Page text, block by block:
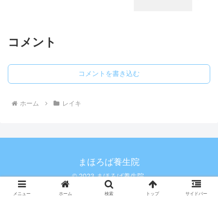
コメント
コメントを書き込む
ホーム レイキ
まほろば養生院
© 2023 まほろば養生院.
メニュー ホーム 検索 トップ サイドバー